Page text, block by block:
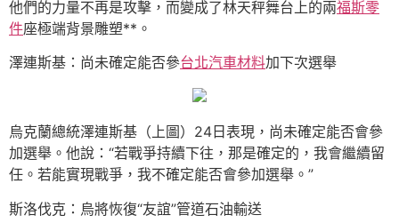
他們的力量不再是攻擊，而變成了林天秤舞台上的兩福斯零
件座極端背景雕塑**。
澤連斯基：尚未確定能否參台北汽車材料加下次選舉
烏克蘭總統澤連斯基（上圖）24日表現，尚未確定能否會參
加選舉。他說：“若戰爭持續下往，那是確定的，我會繼續留
任。若能實現戰爭，我不確定能否會參加選舉。”
斯洛伐克：烏將恢復“友誼”管道石油輸送